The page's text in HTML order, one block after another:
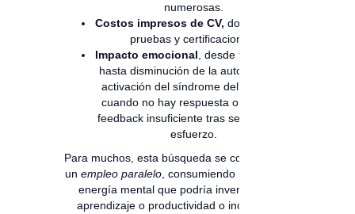
numerosas.
Costos impresos de CV, documentos,
pruebas y certificaciones.
Impacto emocional , desde frustración
hasta disminución de la autoestima, o
activación del síndrome del impostor
cuando no hay respuesta o se da un
feedback insuficiente tras semanas de
esfuerzo.
Para muchos, esta búsqueda se convierte en
un empleo paralelo, consumiendo recursos y
energía mental que podría invertirse en
aprendizaje o productividad o incluso en